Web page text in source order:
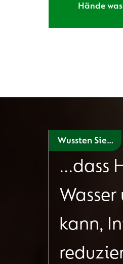
Hände
Wussten Sie…
...dass
kann,